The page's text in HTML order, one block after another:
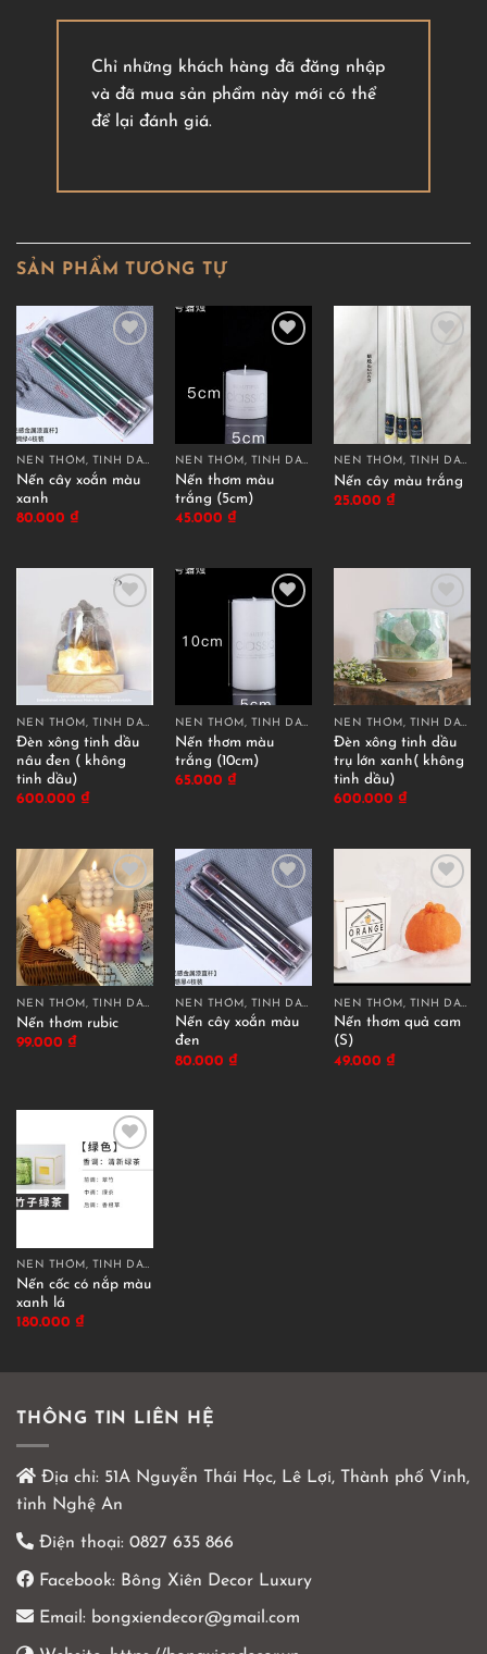
Chỉ những khách hàng đã đăng nhập
và đã mua sản phẩm này mới có thể
để lại đánh giá.
SẢN PHẨM TƯƠNG TỰ
NẾN THƠM, TINH DẦU THƠM
Nến cây xoắn màu
xanh
80.000 ₫
NẾN THƠM, TINH DẦU THƠM
Nến thơm màu
trắng (5cm)
45.000 ₫
NẾN THƠM, TINH DẦU THƠM
Nến cây màu trắng
25.000 ₫
NẾN THƠM, TINH DẦU THƠM
Đèn xông tinh dầu
nâu đen ( không
tinh dầu)
600.000 ₫
NẾN THƠM, TINH DẦU THƠM
Nến thơm màu
trắng (10cm)
65.000 ₫
NẾN THƠM, TINH DẦU THƠM
Đèn xông tinh dầu
trụ lớn xanh( không
tinh dầu)
600.000 ₫
NẾN THƠM, TINH DẦU THƠM
Nến thơm rubic
99.000 ₫
NẾN THƠM, TINH DẦU THƠM
Nến cây xoắn màu
đen
80.000 ₫
NẾN THƠM, TINH DẦU THƠM
Nến thơm quả cam
(S)
49.000 ₫
NẾN THƠM, TINH DẦU THƠM
Nến cốc có nắp màu
xanh lá
180.000 ₫
THÔNG TIN LIÊN HỆ
Địa chỉ: 51A Nguyễn Thái Học, Lê Lợi, Thành phố Vinh,
tỉnh Nghệ An
Điện thoại: 0827 635 866
Facebook: Bông Xiên Decor Luxury
Email: bongxiendecor@gmail.com